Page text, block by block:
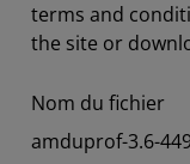
terms and
the site or
Nom du fichier
amduprof-3.6-